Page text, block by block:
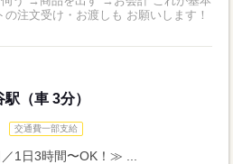
注文受け・お渡しも お願いします！
（車 3分）
交通費一部支給
1日3時間〜OK！≫ ...